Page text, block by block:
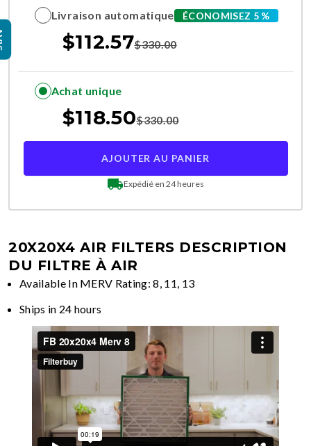
Livraison automatique ÉCONOMISEZ 5 %
$112.57$330.00
Achat unique
$118.50$330.00
AJOUTER AU PANIER
Expédié en 24 heures
20X20X4 AIR FILTERS DESCRIPTION
DU FILTRE À AIR
Available In MERV Rating: 8, 11, 13
Ships in 24 hours